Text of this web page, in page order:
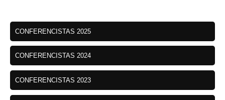
CONFERENCISTAS 2025
CONFERENCISTAS 2024
CONFERENCISTAS 2023